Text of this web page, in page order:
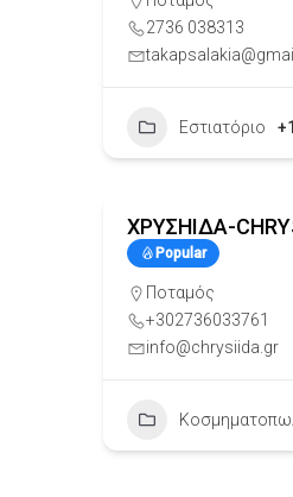
2736 038313
Εστιατόριο +1
ΧΡΥΣΗΙΔΑ-
Popular
Ποταμός
+302736033761
info@chrysiida.gr